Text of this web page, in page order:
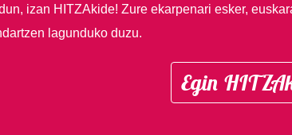
izan HITZAkide! Zure ekarpenari esker,
lagunduko duzu.
Egin